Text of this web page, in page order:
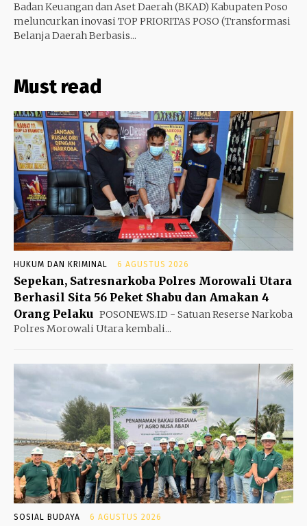
Badan Keuangan dan Aset Daerah (BKAD) Kabupaten Poso
meluncurkan inovasi TOP PRIORITAS POSO (Transformasi
Belanja Daerah Berbasis...
Must read
HUKUM DAN KRIMINAL 6 AGUSTUS 2026
Sepekan, Satresnarkoba Polres Morowali Utara
Berhasil Sita 56 Peket Shabu dan Amakan 4
Orang Pelaku POSONEWS.ID - Satuan Reserse Narkoba
Polres Morowali Utara kembali...
SOSIAL BUDAYA 6 AGUSTUS 2026